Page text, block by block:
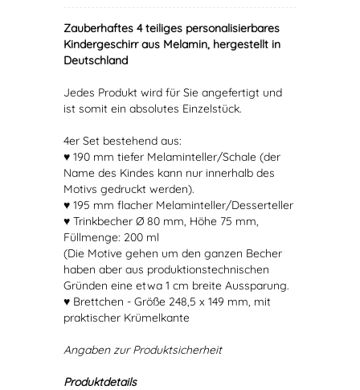
Zauberhaftes 4 teiliges personalisierbares
Kindergeschirr aus Melamin, hergestellt in
Deutschland
Jedes Produkt wird für Sie angefertigt und
ist somit ein absolutes Einzelstück.
4er Set bestehend aus:
♥ 190 mm tiefer Melaminteller/Schale (der
Name des Kindes kann nur innerhalb des
Motivs gedruckt werden).
♥ 195 mm flacher Melaminteller/Desserteller
♥ Trinkbecher Ø 80 mm, Höhe 75 mm,
Füllmenge: 200 ml
(Die Motive gehen um den ganzen Becher
haben aber aus produktionstechnischen
Gründen eine etwa 1 cm breite Aussparung.
♥ Brettchen - Größe 248,5 x 149 mm, mit
praktischer Krümelkante
Angaben zur Produktsicherheit
Produktdetails